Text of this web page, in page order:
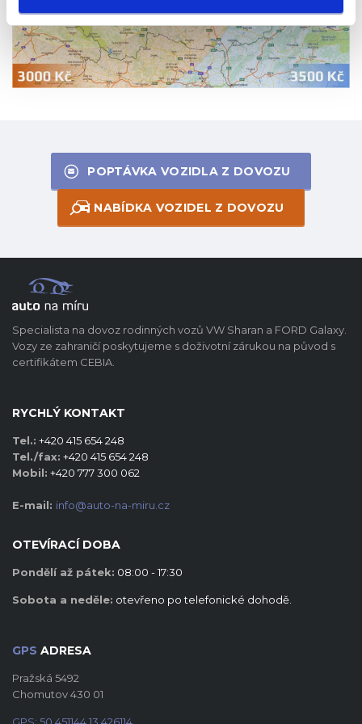
POPTÁVKA VOZIDLA Z DOVOZU
NABÍDKA VOZIDEL Z DOVOZU
Specialista na dovoz rodinných vozů VW Sharan a FORD Galaxy.
Vozy ze zahraničí poskytujeme s doživotní zárukou na původ s
certifikátem CEBIA.
RYCHLÝ KONTAKT
Tel.: +420 415 654 248
Tel./fax: +420 415 654 248
Mobil: +420 777 300 062
E-mail: info@auto-na-miru.cz
OTEVÍRACÍ DOBA
Pondělí až pátek: 08:00 - 17:30
Sobota a neděle: otevřeno po telefonické dohodě.
GPS ADRESA
Pražská 5492
Chomutov 430 01